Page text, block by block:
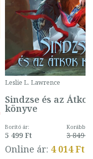
Leslie L. Lawrence
Sindzse és az Átkok
könyve
Borító ár:
5 499 Ft
Korábbi
3 849 Ft
Online ár: 4 014 Ft